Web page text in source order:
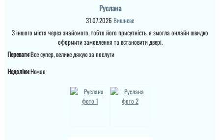
Не плохой вариант для
дачи за єти деньги,
чтобі біло потеплее и
Руслана
31.07.2026 Вишневе
З іншого міста через знайомого, тобто його присутність, я змогла онлайн швидко
оформити замовлення та встановити двері.
Переваги:Все супер, велике дякую за послуги
Недоліки:Немає